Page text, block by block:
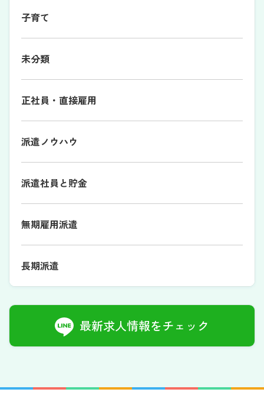
子育て
未分類
正社員・直接雇用
派遣ノウハウ
派遣社員と貯金
無期雇用派遣
長期派遣
最新求人情報をチェック